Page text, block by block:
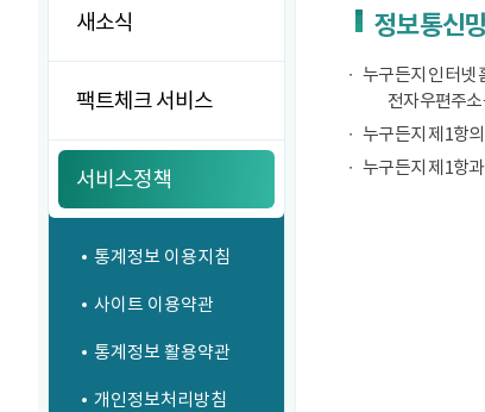
새소식
팩트체크 서비스
서비스정책
통계정보 이용지침
사이트 이용약관
통계정보 활용약관
개인정보처리방침
정보통신
누구든지 인터넷
전자우편주
누구든지 제1항
누구든지 제1항